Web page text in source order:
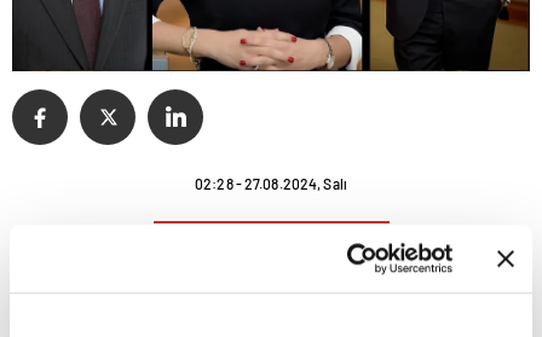
02:28 - 27.08.2024, Salı
Garanti BBVA'nın üst yönetiminde ve